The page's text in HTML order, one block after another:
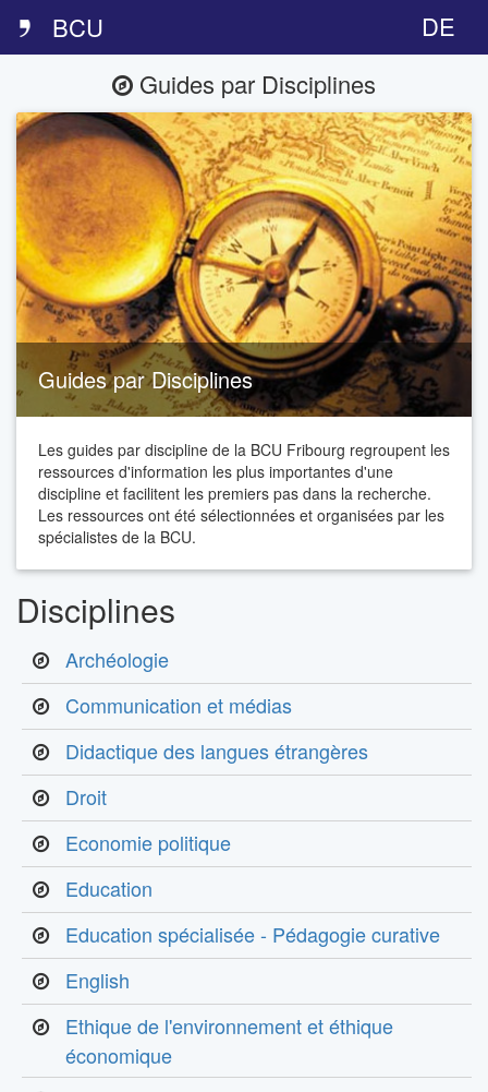
BCU
DE
Guides par Disciplines
Guides par Disciplines
Les guides par discipline de la BCU Fribourg regroupent les
ressources d'information les plus importantes d'une
discipline et facilitent les premiers pas dans la recherche.
Les ressources ont été sélectionnées et organisées par les
spécialistes de la BCU.
Disciplines
Archéologie
Communication et médias
Didactique des langues étrangères
Droit
Economie politique
Education
Education spécialisée - Pédagogie curative
English
Ethique de l'environnement et éthique
économique